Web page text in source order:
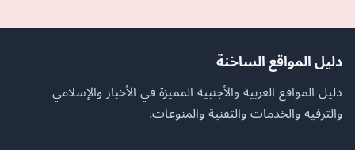
دليل المواقع الساخنة
دليل المواقع العربية والأجنبية المميزة في الأخبار والإسلامي
والترفيه والخدمات والتقنية والمنوعات.